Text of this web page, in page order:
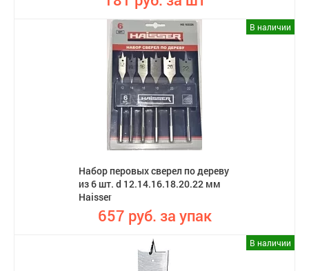
В наличии
Набор перовых сверел по дереву
из 6 шт. d 12.14.16.18.20.22 мм
Haisser
657 руб. за упак
В наличии